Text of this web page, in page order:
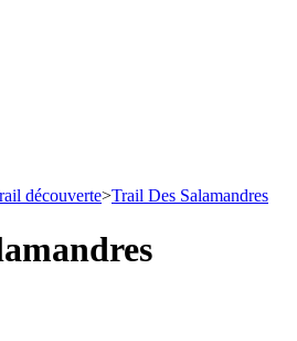
découverte>Trail Des Salamandres